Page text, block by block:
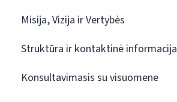
Misija, Vizija ir Vertybės
Struktūra ir kontaktinė informacija
Konsultavimasis su visuomene